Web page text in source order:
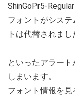
ShinGoPr5-
フォントがシス
トは代替されまし
といったアラー
しまいます。
フォント情報を見